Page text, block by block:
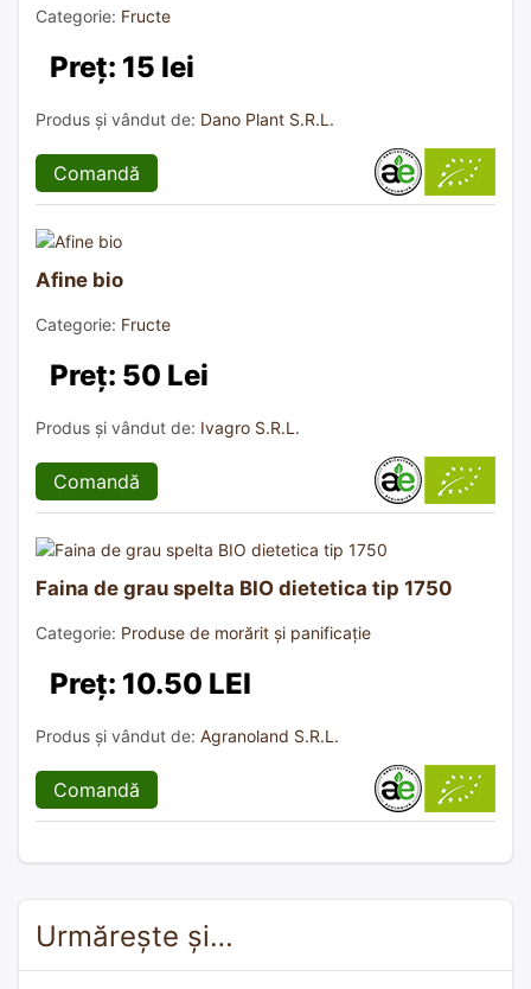
Categorie: Fructe
Preț: 15 lei
Produs și vândut de: Dano Plant S.R.L.
Comandă
Afine bio
Categorie: Fructe
Preț: 50 Lei
Produs și vândut de: Ivagro S.R.L.
Comandă
Faina de grau spelta BIO dietetica tip 1750
Categorie: Produse de morărit și panificație
Preț: 10.50 LEI
Produs și vândut de: Agranoland S.R.L.
Comandă
Urmărește și…